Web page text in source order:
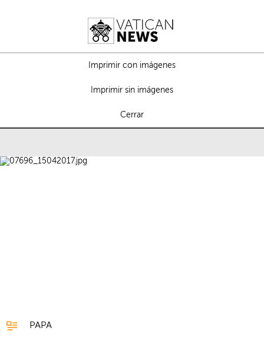
Imprimir con imágenes
Imprimir sin imágenes
Cerrar
PAPA